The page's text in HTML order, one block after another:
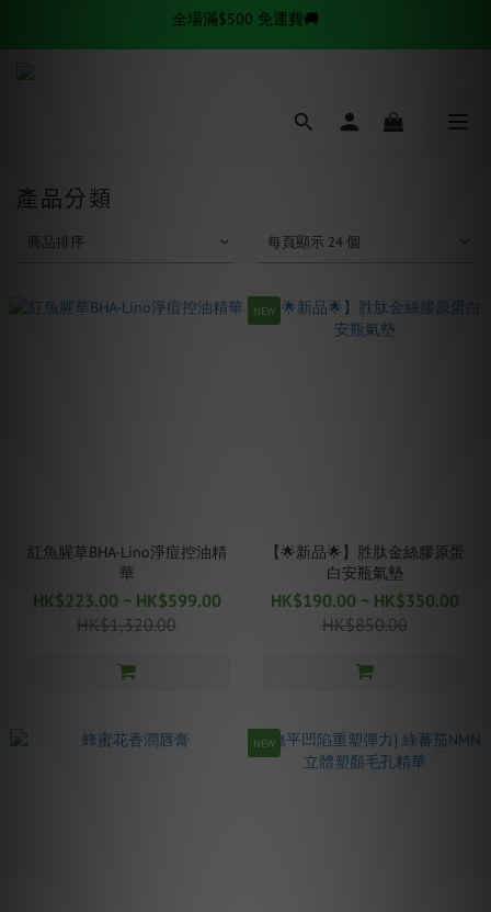
✨逆齡秘訣✨ 金絲拉提套組熱賣中
✨逆齡秘訣✨ 金絲拉提套組熱賣中
產品分類
商品排序 每頁顯示 24 個
紅魚腥草BHA-Lino淨痘控油精
華
HK$223.00 ~ HK$599.00
HK$1,320.00
NEW
【🌟新品🌟】胜肽金絲膠原蛋
白安瓶氣墊
HK$190.00 ~ HK$350.00
HK$850.00
NEW